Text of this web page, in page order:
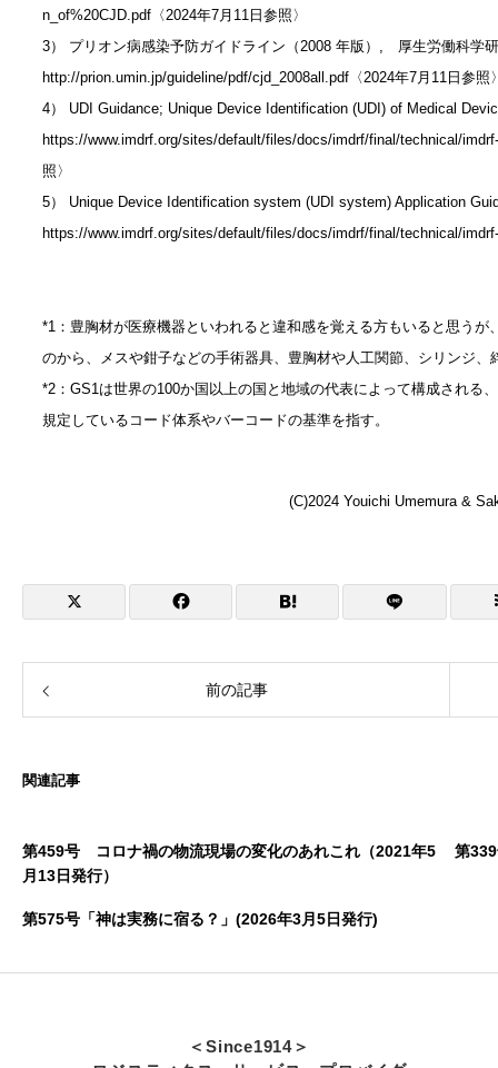
n_of%20CJD.pdf〈2024年7月11日参照〉
3） プリオン病感染予防ガイドライン（2008 年版）, 厚生労働科学
http://prion.umin.jp/guideline/pdf/cjd_2008all.pdf〈2024年7月11日参照
4） UDI Guidance; Unique Device Identification (UDI) of Medical
https://www.imdrf.org/sites/default/files/docs/imdrf/final/technical/
照〉
5） Unique Device Identification system (UDI system) Application
https://www.imdrf.org/sites/default/files/docs/imdrf/final/technical/
*1：豊胸材が医療機器といわれると違和感を覚える方もいると思う
のから、メスや鉗子などの手術器具、豊胸材や人工関節、シリンジ
*2：GS1は世界の100か国以上の国と地域の代表によって構成される
規定しているコード体系やバーコードの基準を指す。
(C)2024 Youichi Umemura &
前の記事
関連記事
第459号 コロナ禍の物流現場の変化のあれこれ（2021年5
月13日発行）
第575号「神は実務に宿る？」(2026年3月5日発行)
＜Since1914＞